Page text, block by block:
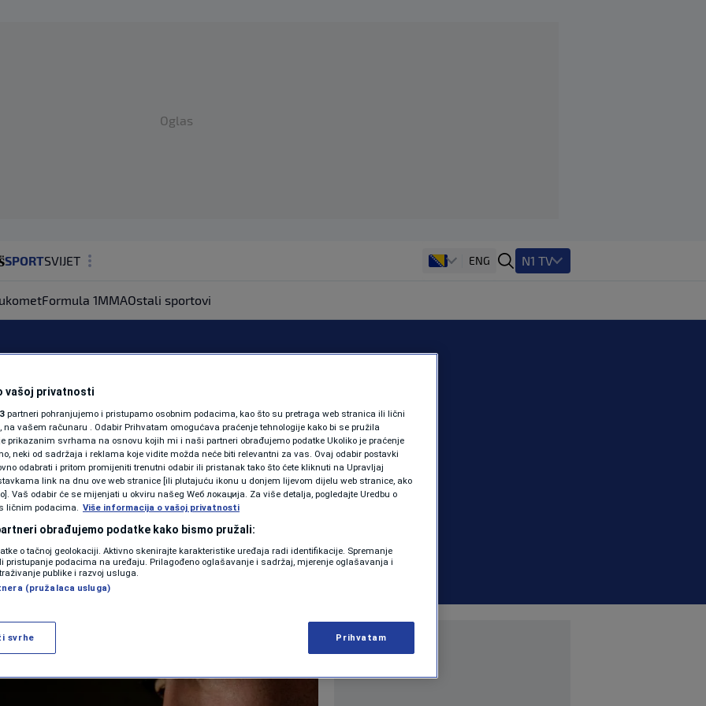
Oglas
SPORTSVIJET
ZDRAVLJE
SHOWBIZ
KOLUMNE
PODCAST
N1 SPECIJAL
FENOMENI
NEISTRAŽENO
VIRALNO
ENG N1 TV
Formula 1MMAOstali sportovi
Maradona" – šok
(VIDEO)
| NOGOMET | 0 komentara
Više
vašoj privatnosti
partneri pohranjujemo i pristupamo osobnim podacima, kao što su pretraga web stranica ili lični
na vašem računaru . Odabir Prihvatam omogućava praćenje tehnologije kako bi se pružila
prikazanim svrhama na osnovu kojih mi i naši partneri obrađujemo podatke Ukoliko je praćenje
neki od sadržaja i reklama koje vidite možda neće biti relevantni za vas. Ovaj odabir postavki
odabrati i pritom promijeniti trenutni odabir ili pristanak tako što ćete kliknuti na Upravljaj
link na dnu ove web stranice [ili plutajuću ikonu u donjem lijevom dijelu web stranice, ako
Vaš odabir će se mijenjati u okviru našeg Wеб локација. Za više detalja, pogledajte Uredbu o
ličnim podacima. Više informacija o vašoj privatnosti
obrađujemo podatke kako bismo pružali:
o tačnoj geolokaciji. Aktivno skenirajte karakteristike uređaja radi identifikacije. Spremanje
pristupanje podacima na uređaju. Prilagođeno oglašavanje i sadržaj, mjerenje oglašavanja i
publike i razvoj usluga.
(pružalaca usluga)
svrhe Prihvatam